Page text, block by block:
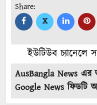
Share:
X
ইউটিউব চ্যানেলে
AusBangla News এর
Google News